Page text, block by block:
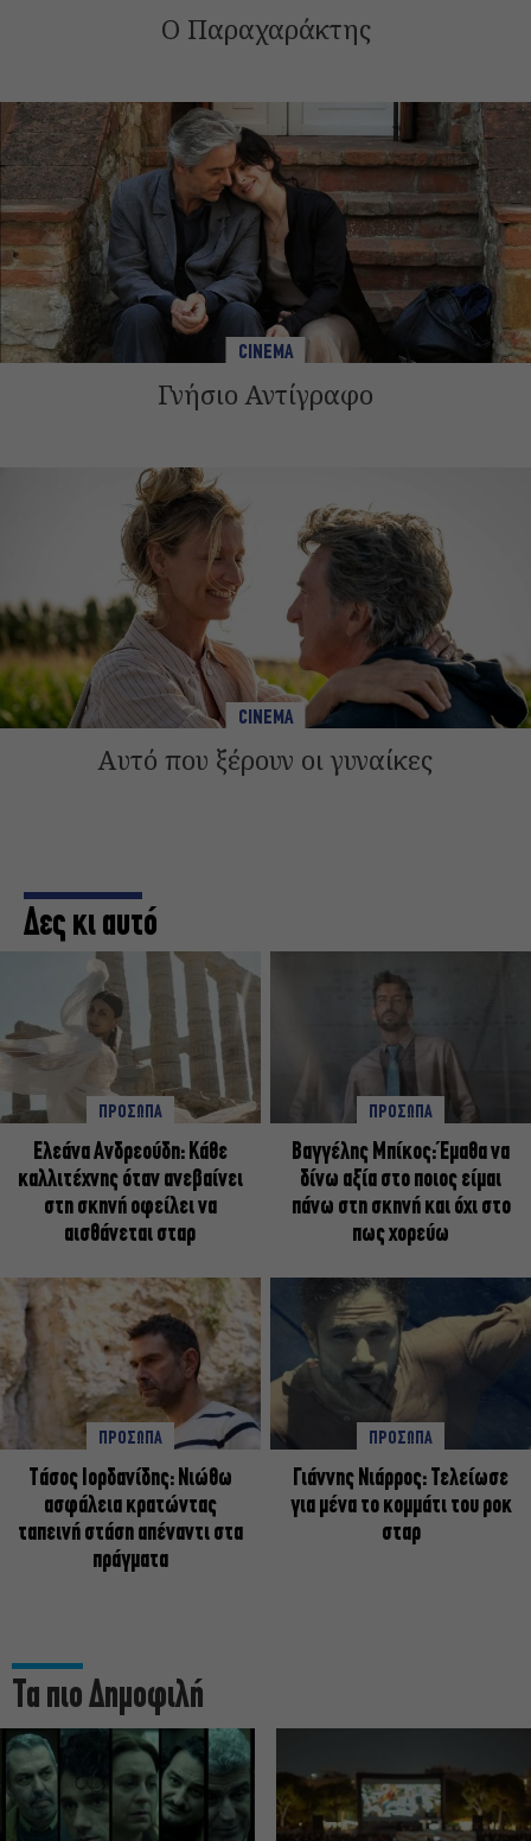
Ο Παραχαράκτης
CINEMA
Γνήσιο Αντίγραφο
CINEMA
Αυτό που ξέρουν οι γυναίκες
Δες κι αυτό
ΠΡΟΣΩΠΑ
Ελεάνα Ανδρεούδη: Κάθε
καλλιτέχνης όταν ανεβαίνει
στη σκηνή οφείλει να
αισθάνεται σταρ
ΠΡΟΣΩΠΑ
Βαγγέλης Μπίκος: Έμαθα να
δίνω αξία στο ποιος είμαι
πάνω στη σκηνή και όχι στο
πως χορεύω
ΠΡΟΣΩΠΑ
Tάσος Ιορδανίδης: Νιώθω
ασφάλεια κρατώντας
ταπεινή στάση απέναντι στα
πράγματα
ΠΡΟΣΩΠΑ
Γιάννης Νιάρρος: Τελείωσε
για μένα το κομμάτι του ροκ
σταρ
Τα πιο Δημοφιλή